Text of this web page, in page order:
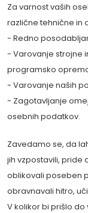
Za varnost vaših
različne tehnične in
- Redno
- Varovanje strojne
programsko
- Varovanje naših
- Zagotavljanje
osebnih podatkov.
Zavedamo se, da
jih vzpostavili, pride
oblikovali poseben
obravnavali hitro,
V kolikor bi prišlo